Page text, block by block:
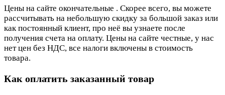
Цены на сайте окончательные . Скорее всего, вы можете
рассчитывать на небольшую скидку за большой заказ или
как постоянный клиент, про неё вы узнаете после
получения счета на оплату. Цены на сайте честные, у нас
нет цен без НДС, все налоги включены в стоимость
товара.
Как оплатить заказанный товар